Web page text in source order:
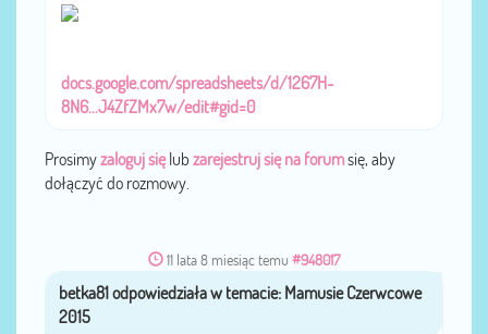
docs.google.com/spreadsheets/d/1267H-
8N6...J4ZfZMx7w/edit#gid=0
Prosimyzaloguj sięlub zarejestruj się na forumsię, aby
dołączyć do rozmowy.
11 lata 8 miesiąc temu #948017
przezbetka81